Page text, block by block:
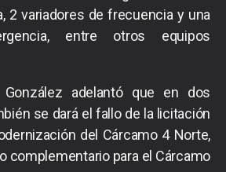
2 variadores de frecuencia y una
entre otros equipos
González adelantó que en dos
se dará el fallo de la licitación
del Cárcamo 4 Norte,
complementario para el Cárcamo